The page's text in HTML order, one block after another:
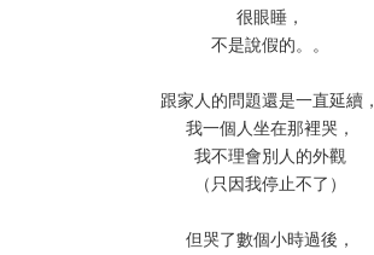
很眼睡，
不是說假的。。
跟家人的問題還是一直延續，
我一個人坐在那裡哭，
我不理會別人的外觀
（只因我停止不了）
但哭了數個小時過後，